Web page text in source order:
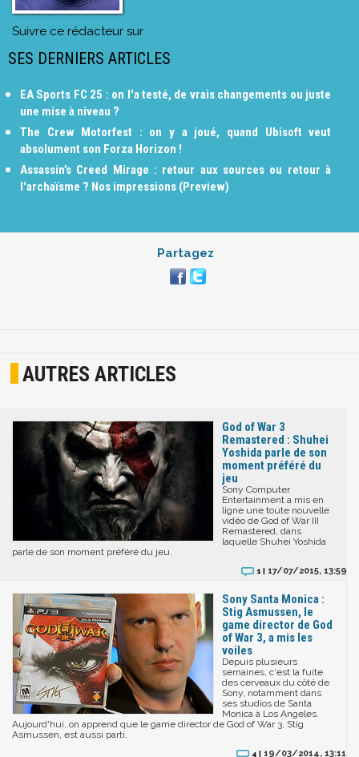
Suivre ce rédacteur sur
SES DERNIERS ARTICLES
EA Sports FC 25 : on l'a testé, de vrais changements ou juste
une mise à niveau ?
The Crew Motorfest : on y a joué, quand Ubisoft veut
absolument son Forza Horizon !
Assassin’s Creed Mirage : retour aux sources ou retour à
l'archaïsme ? Nos impressions (Preview)
Partagez
AUTRES ARTICLES
God of War 3
Remastered : Shuhei
Yoshida parle de son
moment préféré du
jeu
Sony Computer
Entertainment a mis en
ligne une toute nouvelle
vidéo de God of War III
Remastered, dans
laquelle Shuhei Yoshida
parle de son moment préféré du jeu.
1 | 17/07/2015, 13:59
Sony Santa Monica :
Stig Asmussen, le
game director de God
of War 3, a mis les
voiles
Depuis plusieurs
semaines, c'est la fuite
des cerveaux du côté de
Sony, notamment dans
ses studios de Santa
Monica à Los Angeles.
Aujourd'hui, on apprend que le game director de God of War 3, Stig
Asmussen, est aussi parti.
4 | 19/03/2014, 13:11